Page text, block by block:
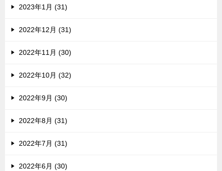
2023年1月 (31)
2022年12月 (31)
2022年11月 (30)
2022年10月 (32)
2022年9月 (30)
2022年8月 (31)
2022年7月 (31)
2022年6月 (30)